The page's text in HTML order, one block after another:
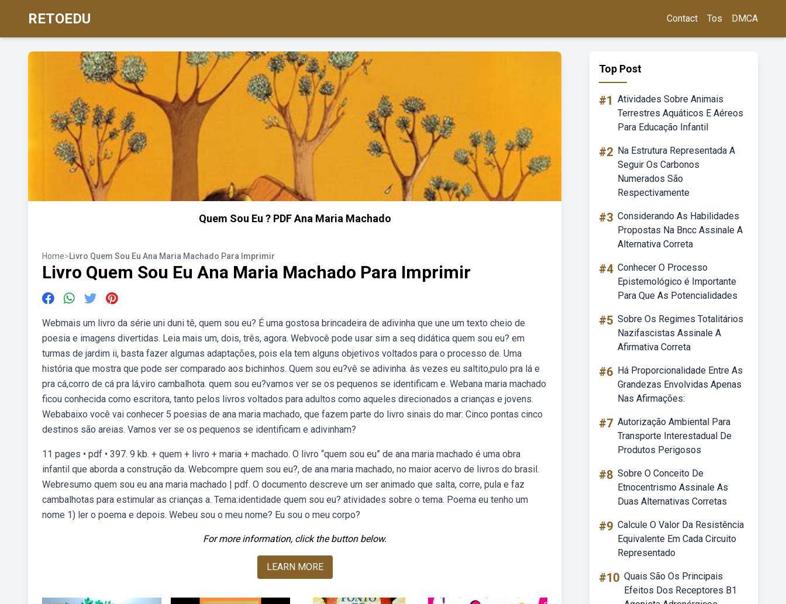
RETOEDU Contact Tos DMCA
Quem Sou Eu ? PDF Ana Maria Machado
Home>Livro Quem Sou Eu Ana Maria Machado Para Imprimir
Livro Quem Sou Eu Ana Maria Machado Para Imprimir
Webmais um livro da série uni duni tê, quem sou eu? É uma gostosa brincadeira de adivinha que une um texto cheio de
poesia e imagens divertidas. Leia mais um, dois, três, agora. Webvocê pode usar sim a seq didática quem sou eu? em
turmas de jardim ii, basta fazer algumas adaptações, pois ela tem alguns objetivos voltados para o processo de. Uma
história que mostra que pode ser comparado aos bichinhos. Quem sou eu?vê se adivinha. às vezes eu saltito,pulo pra lá e
pra cá,corro de cá pra lá,viro cambalhota. quem sou eu?vamos ver se os pequenos se identificam e. Webana maria machado
ficou conhecida como escritora, tanto pelos livros voltados para adultos como aqueles direcionados a crianças e jovens.
Webabaixo você vai conhecer 5 poesias de ana maria machado, que fazem parte do livro sinais do mar: Cinco pontas cinco
destinos são areias. Vamos ver se os pequenos se identificam e adivinham?
11 pages • pdf • 397. 9 kb. + quem + livro + maria + machado. O livro “quem sou eu” de ana maria machado é uma obra
infantil que aborda a construção da. Webcompre quem sou eu?, de ana maria machado, no maior acervo de livros do brasil.
Webresumo quem sou eu ana maria machado | pdf. O documento descreve um ser animado que salta, corre, pula e faz
cambalhotas para estimular as crianças a. Tema:identidade quem sou eu? atividades sobre o tema. Poema eu tenho um
nome 1) ler o poema e depois. Webeu sou o meu nome? Eu sou o meu corpo?
For more information, click the button below.
LEARN MORE
Top Post
#1 Atividades Sobre Animais
Terrestres Aquáticos E Aéreos
Para Educação Infantil
#2 Na Estrutura Representada A
Seguir Os Carbonos
Numerados São
Respectivamente
#3 Considerando As Habilidades
Propostas Na Bncc Assinale A
Alternativa Correta
#4 Conhecer O Processo
Epistemológico é Importante
Para Que As Potencialidades
#5 Sobre Os Regimes Totalitários
Nazifascistas Assinale A
Afirmativa Correta
#6 Há Proporcionalidade Entre As
Grandezas Envolvidas Apenas
Nas Afirmações:
#7 Autorização Ambiental Para
Transporte Interestadual De
Produtos Perigosos
#8 Sobre O Conceito De
Etnocentrismo Assinale As
Duas Alternativas Corretas
#9 Calcule O Valor Da Resistência
Equivalente Em Cada Circuito
Representado
#10 Quais São Os Principais
Efeitos Dos Receptores B1